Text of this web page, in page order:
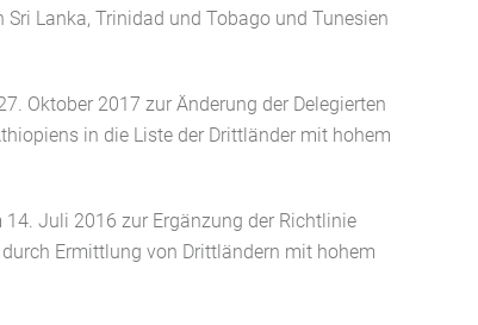
Lanka, Trinidad und Tobago und Tunesien
Oktober 2017 zur Änderung der Delegierten
in die Liste der Drittländer mit hohem
Juli 2016 zur Ergänzung der Richtlinie
Ermittlung von Drittländern mit hohem